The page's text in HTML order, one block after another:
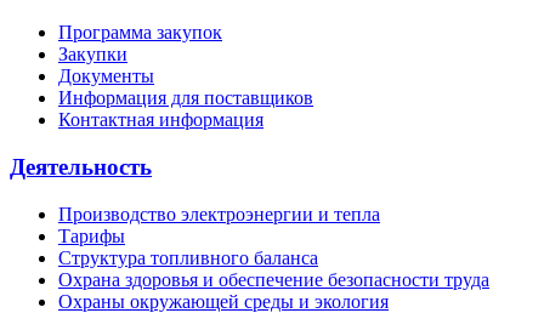
Программа закупок
Закупки
Документы
Информация для поставщиков
Контактная информация
Деятельность
Производство электроэнергии и тепла
Тарифы
Структура топливного баланса
Охрана здоровья и обеспечение безопасности труда
Охраны окружающей среды и экология